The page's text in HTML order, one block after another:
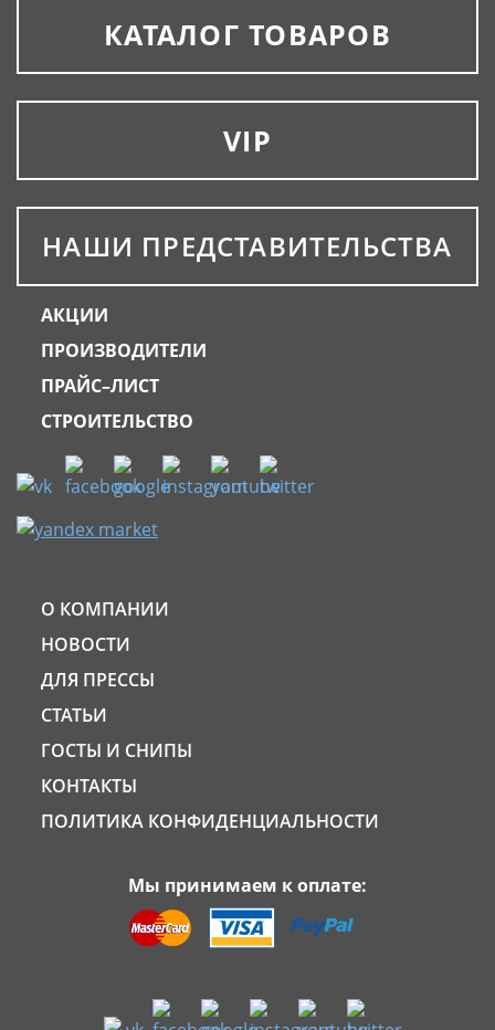
КАТАЛОГ ТОВАРОВ
VIP
НАШИ ПРЕДСТАВИТЕЛЬСТВА
АКЦИИ
ПРОИЗВОДИТЕЛИ
ПРАЙС–ЛИСТ
СТРОИТЕЛЬСТВО
О КОМПАНИИ
НОВОСТИ
ДЛЯ ПРЕССЫ
СТАТЬИ
ГОСТЫ И СНИПЫ
КОНТАКТЫ
ПОЛИТИКА КОНФИДЕНЦИАЛЬНОСТИ
Мы принимаем к оплате: